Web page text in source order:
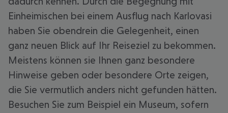
Einheimischen bei einem Ausflug nach Karlovasi
haben Sie obendrein die Gelegenheit, einen
ganz neuen Blick auf Ihr Reiseziel zu bekommen.
Meistens können sie Ihnen ganz besondere
Hinweise geben oder besondere Orte zeigen,
die Sie vermutlich anders nicht gefunden hätten.
Besuchen Sie zum Beispiel ein Museum, sofern